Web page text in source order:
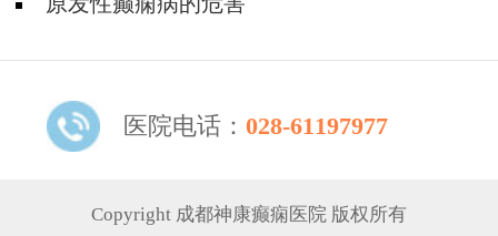
医院电话： 028-61197977
Copyright 成都神康癫痫医院 版权所有